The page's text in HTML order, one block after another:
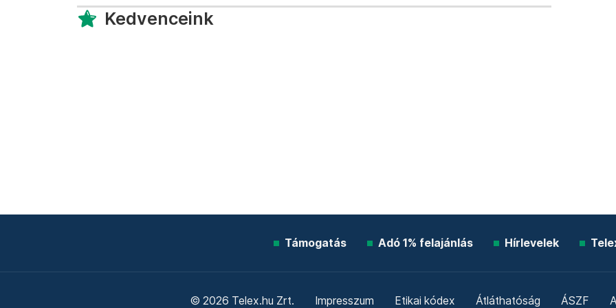
Kedvenceink
Támogatás Adó 1% felajánlás Hírlevelek
© 2026 Telex.hu Zrt. Impresszum Etikai kódex Átláthatóság ÁSZF